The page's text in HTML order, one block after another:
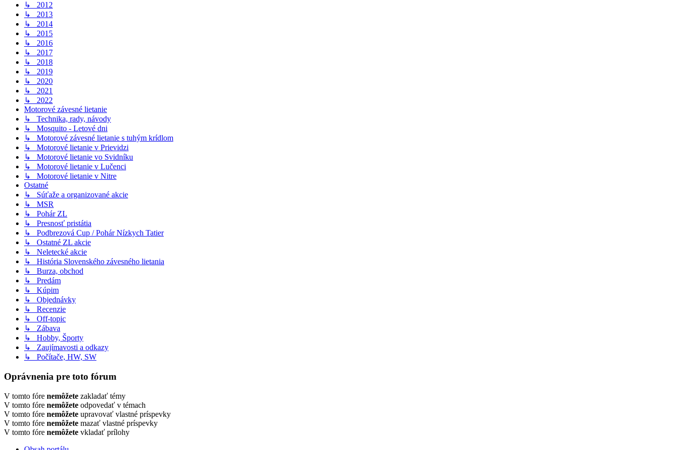
↳ 2012
↳ 2013
↳ 2014
↳ 2015
↳ 2016
↳ 2017
↳ 2018
↳ 2019
↳ 2020
↳ 2021
↳ 2022
Motorové závesné lietanie
↳ Technika, rady, návody
↳ Mosquito - Letové dni
↳ Motorové závesné lietanie s tuhým krídlom
↳ Motorové lietanie v Prievidzi
↳ Motorové lietanie vo Svidníku
↳ Motorové lietanie v Lučenci
↳ Motorové lietanie v Nitre
Ostatné
↳ Súťaže a organizované akcie
↳ MSR
↳ Pohár ZL
↳ Presnosť pristátia
↳ Podbrezová Cup / Pohár Nízkych Tatier
↳ Ostatné ZL akcie
↳ Neletecké akcie
↳ História Slovenského závesného lietania
↳ Burza, obchod
↳ Predám
↳ Kúpim
↳ Objednávky
↳ Recenzie
↳ Off-topic
↳ Zábava
↳ Hobby, Športy
↳ Zaujímavosti a odkazy
↳ Počítače, HW, SW
Oprávnenia pre toto fórum
V tomto fóre nemôžete zakladať témy
V tomto fóre nemôžete odpovedať v témach
V tomto fóre nemôžete upravovať vlastné príspevky
V tomto fóre nemôžete mazať vlastné príspevky
V tomto fóre nemôžete vkladať prílohy